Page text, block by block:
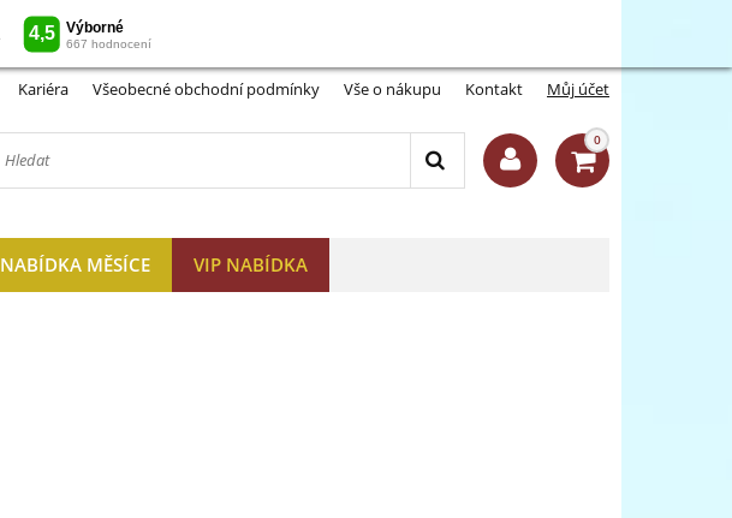
Kariéra Všeobecné obchodní podmínky Vše o nákupu Kontakt Můj účet
0
NABÍDKA MĚSÍCE VIP NABÍDKA